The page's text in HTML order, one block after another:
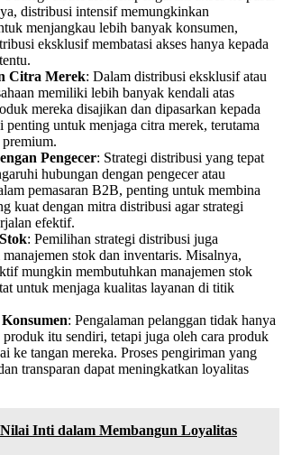
distribusi intensif memungkinkan
menjangkau lebih banyak konsumen,
eksklusif membatasi akses hanya kepada
Citra Merek: Dalam distribusi eksklusif atau
memiliki lebih banyak kendali atas
mereka disajikan dan dipasarkan kepada
penting untuk menjaga citra merek, terutama
Pengecer: Strategi distribusi yang tepat
hubungan dengan pengecer atau
pemasaran B2B, penting untuk membina
kuat dengan mitra distribusi agar strategi
efektif.
: Pemilihan strategi distribusi juga
stok dan inventaris. Misalnya,
mungkin membutuhkan manajemen stok
untuk menjaga kualitas layanan di titik
: Pengalaman pelanggan tidak hanya
itu sendiri, tetapi juga oleh cara produk
ke tangan mereka. Proses pengiriman yang
transparan dapat meningkatkan loyalitas
Inti dalam Membangun Loyalitas